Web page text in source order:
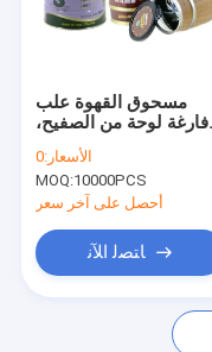
مسحوق القهوة علب
فارغة لوحة من الصفيح،
علب معدنية مع سهولة
الغطاء مفتوحا
الأسعار:0
MOQ:10000PCS
أحصل على آخر سعر
ﺎﺘﺼﻟ ﺍﻶﻧ